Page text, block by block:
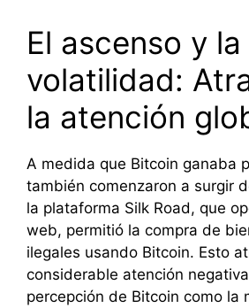
El ascenso y la
volatilidad:
la atención
A medida que Bitcoin ganaba
también comenzaron a surgir
la plataforma Silk Road, que
web, permitió la compra de
ilegales usando Bitcoin. Esto
considerable atención
percepción de Bitcoin como la